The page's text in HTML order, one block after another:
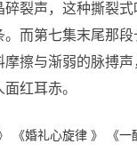
碎裂声，这种撕裂
而第七集末尾那
擦与渐弱的脉搏声
红耳赤。
《婚礼心旋律 》
《